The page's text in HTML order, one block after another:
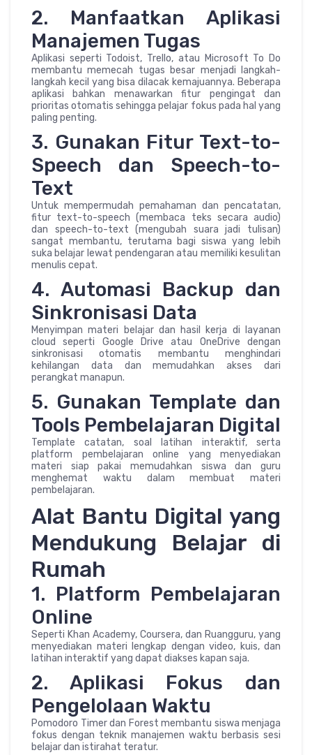
2. Manfaatkan Aplikasi
Manajemen Tugas
Aplikasi seperti Todoist, Trello, atau Microsoft To Do
membantu memecah tugas besar menjadi langkah-
langkah kecil yang bisa dilacak kemajuannya. Beberapa
aplikasi bahkan menawarkan fitur pengingat dan
prioritas otomatis sehingga pelajar fokus pada hal yang
paling penting.
3. Gunakan Fitur Text-to-
Speech dan Speech-to-
Text
Untuk mempermudah pemahaman dan pencatatan,
fitur text-to-speech (membaca teks secara audio)
dan speech-to-text (mengubah suara jadi tulisan)
sangat membantu, terutama bagi siswa yang lebih
suka belajar lewat pendengaran atau memiliki kesulitan
menulis cepat.
4. Automasi Backup dan
Sinkronisasi Data
Menyimpan materi belajar dan hasil kerja di layanan
cloud seperti Google Drive atau OneDrive dengan
sinkronisasi otomatis membantu menghindari
kehilangan data dan memudahkan akses dari
perangkat manapun.
5. Gunakan Template dan
Tools Pembelajaran Digital
Template catatan, soal latihan interaktif, serta
platform pembelajaran online yang menyediakan
materi siap pakai memudahkan siswa dan guru
menghemat waktu dalam membuat materi
pembelajaran.
Alat Bantu Digital yang
Mendukung Belajar di
Rumah
1. Platform Pembelajaran
Online
Seperti Khan Academy, Coursera, dan Ruangguru, yang
menyediakan materi lengkap dengan video, kuis, dan
latihan interaktif yang dapat diakses kapan saja.
2. Aplikasi Fokus dan
Pengelolaan Waktu
Pomodoro Timer dan Forest membantu siswa menjaga
fokus dengan teknik manajemen waktu berbasis sesi
belajar dan istirahat teratur.